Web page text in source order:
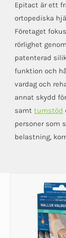
Epitact är ett
ortopediska
Företaget
rörlighet
patenterad
funktion och
vardag och
annat skydd
samt tumstöd
personer som
belastning,